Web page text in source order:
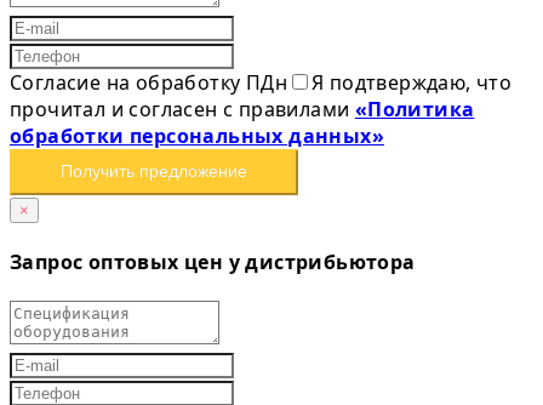
Согласие на обработку ПДн
Я подтверждаю, что
прочитал и согласен с правилами «Политика
обработки персональных данных»
Получить предложение
×
Запрос оптовых цен у дистрибьютора